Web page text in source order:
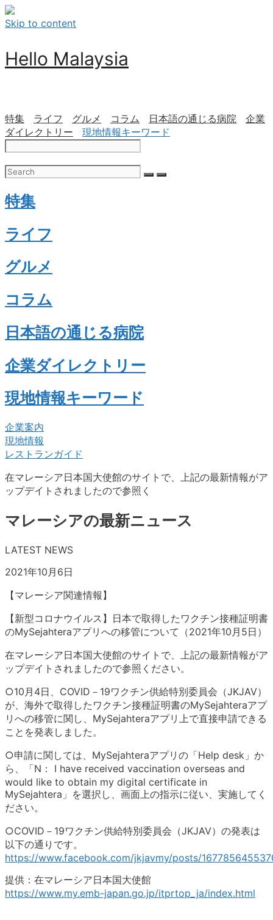
Skip to content
Hello Malaysia
特集 ライフ グルメ コラム 日本語の通じる病院
企業
ダイレクトリー
現地情報キーワード
特集
ライフ
グルメ
コラム
日本語の通じる病院
企業ダイレクトリー
現地情報キーワード
企業案内
現地情報
レストランガイド
在マレーシア日本国大使館のサイトで、上記の最新情報がア
ップデイトされましたので参照く
マレーシアの最新ニュース
LATEST NEWS
2021年10月6日
【マレーシア関連情報】
【新型コロナウイルス】日本で取得したワクチン接種証明書
のMySejahteraアプリへの移管について（2021年10月5日）
在マレーシア日本国大使館のサイトで、上記の最新情報がア
ップデイトされましたので参照ください。
○10月4日、COVID－19ワクチン供給特別委員会（JKJAV）
が、海外で取得したワクチン接種証明書のMySejahteraアプ
リへの移管に関し、MySejahteraアプリ上で直接申請できる
ことを発表しました。
○申請に関しては、MySejahteraアプリの「Help desk」か
ら、「N： I have received vaccination overseas and
would like to obtain my digital certificate in
MySejahtera」を選択し、画面上の指示に従い、実施してく
ださい。
○COVID－19ワクチン供給特別委員会（JKJAV）の発表は
以下の通りです。
https://www.facebook.com/jkjavmy/posts/
提供：在マレーシア日本国大使館
https://www.my.emb-japan.go.jp/itprtop_ja/index.html